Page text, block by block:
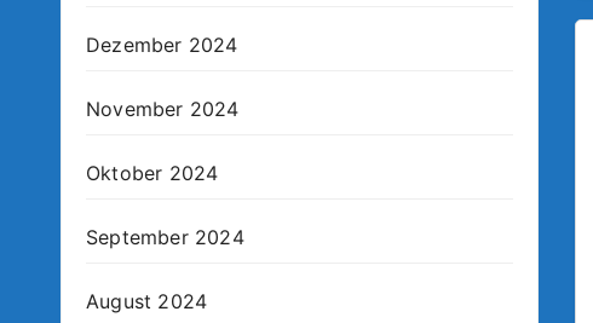
Dezember 2024
November 2024
Oktober 2024
September 2024
August 2024